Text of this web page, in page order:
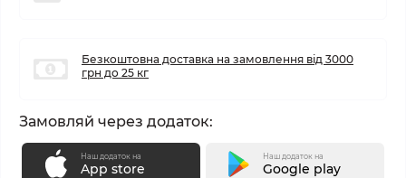
Безкоштовна доставка на замовлення від 3000
грн до 25 кг
Замовляй через додаток:
Наш додаток на
App store
Наш додаток на
Google play